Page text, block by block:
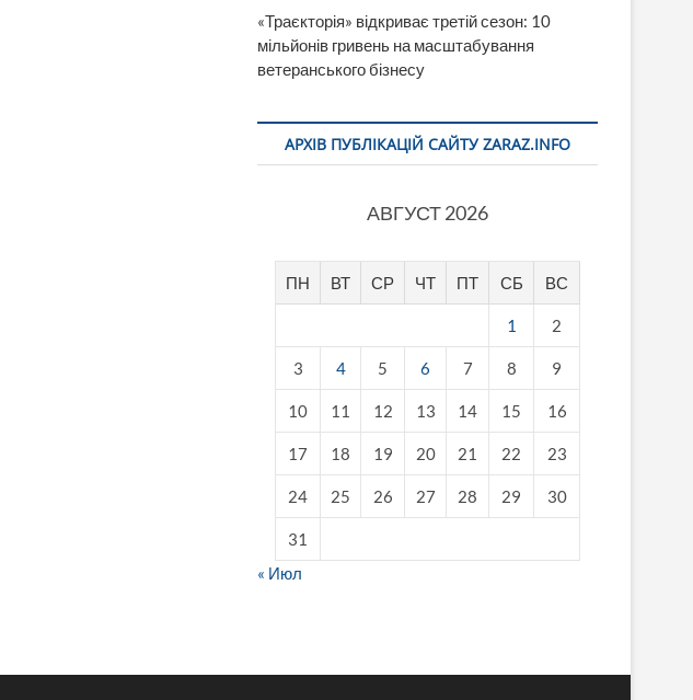
«Траєкторія» відкриває третій сезон: 10
мільйонів гривень на масштабування
ветеранського бізнесу
АРХІВ ПУБЛІКАЦІЙ САЙТУ ZARAZ.INFO
АВГУСТ 2026
ПН ВТ СР ЧТ ПТ СБ ВС
1 2
3 4 5 6 7 8 9
10 11 12 13 14 15 16
17 18 19 20 21 22 23
24 25 26 27 28 29 30
31
« Июл